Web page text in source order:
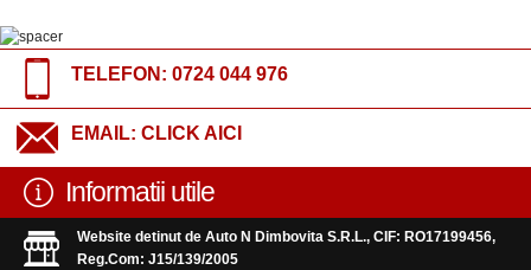
TELEFON: 0724 044 976
EMAIL: CLICK AICI
Informatii utile
Website detinut de Auto N Dimbovita S.R.L., CIF: RO17199456,
Reg.Com: J15/139/2005